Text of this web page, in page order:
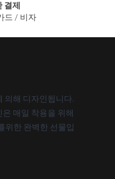
결제
드 / 비자
의해 디자인됩니다.
매일 착용을 위해
위한 완벽한 선물입